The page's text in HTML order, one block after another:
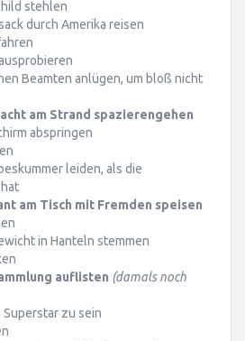
stehlen
durch Amerika reisen
Beamten anlügen, um bloß nicht
am Strand spazierengehen
abspringen
leiden, als die
am Tisch mit Fremden speisen
in Hanteln stemmen
auflisten (damals noch
Superstar zu sein